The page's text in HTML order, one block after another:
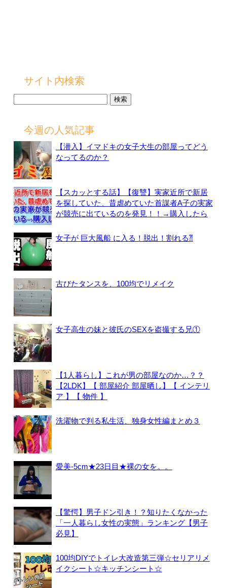
サイト内検索
今週の人気記事
【潜入】イマドキの女子大生の部屋ってどう
なってるのか？
【スカッとする話】【復讐】実家近所で新居
を探していた、昔虐めていた首謀者A子の実家
が競売に出ているのを発見！！→購入したら
女子が 巨大風船 に入る！脱出！割れる⁈
古びたタンスを、100均でリメイク
女子高生の妹と彼氏のSEXを盗撮する兄①
【1人暮らし】これが男の部屋なのか…？？
【2LDK】【 部屋紹介 部屋晒し】【 インテリ
ア 】【 物件 】
洗濯物で判る私生活、独身女性編まとめ３
愛美-5cm★23日目★裸の女を。。
【驚愕】男子ドン引き！？知りたくなかった
「一人暮らし女性の実態」ランキング【男子
必見】
100均DIYでトイレ大改造第三弾☆セリアリメ
イクシート☆キッチンシート☆